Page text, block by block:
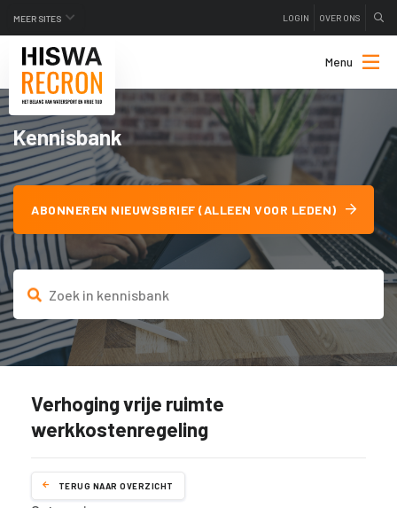
MEER SITES LOGIN OVER ONS
Menu
Kennisbank
ABONNEREN NIEUWSBRIEF (ALLEEN VOOR LEDEN)
Verhoging vrije ruimte
werkkostenregeling
TERUG NAAR OVERZICHT